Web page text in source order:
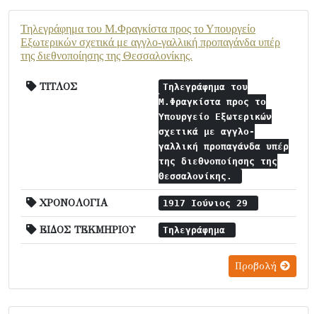
Τηλεγράφημα του Μ.Φραγκίστα προς το Υπουργείο
Εξωτερικών σχετικά με αγγλο-γαλλική προπαγάνδα υπέρ
της διεθνοποίησης της Θεσσαλονίκης.
ΤΙΤΛΟΣ
Τηλεγράφημα του
Μ.Φραγκίστα προς το
Υπουργείο Εξωτερικών
σχετικά με αγγλο-
γαλλική προπαγάνδα υπέρ
της διεθνοποίησης της
Θεσσαλονίκης.
ΧΡΟΝΟΛΟΓΙΑ 1917 Ιούνιος 29
ΕΙΔΟΣ ΤΕΚΜΗΡΙΟΥ Τηλεγράφημα
Προβολή